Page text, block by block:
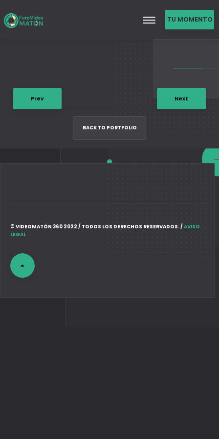
TU MOMENTO
Prev
BACK TO PORTFOLIO
Next
© VIDEOMATÓN 360 2022 / TODOS LOS DERECHOS RESERVADOS. / AVISO
LEGAL